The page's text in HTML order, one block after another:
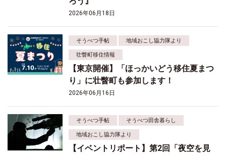
2026年06月18日
そうべつ手帖 地域おこし協力隊より
壮瞥町移住情報
【東京開催】「ほっかいどう移住夏まつ
り」に壮瞥町も参加します！
2026年06月16日
そうべつ手帖 そうべつ田舎暮らし
地域おこし協力隊より
【イベントリポート】第2回「夜空を見